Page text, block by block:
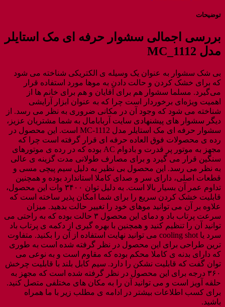
توضیحات
بررسی اجمالی سشوار حرفه ای مک استایلر
مدل MC_1112
بی شک سشوار به‌ عنوان یک وسیله ی الکتریکی شناخته می شود
که برای خشک کردن و حالت دادن به موها مورد استفاده قرار
می‌گیرد. مسلما سشوار هم‌ برای آقایان و هم برای خانم ها از
اهمیت ویژه‌ای برخوردار است چرا که به عنوان ابزار آرایشی
شناخته می شود که وجود آن در مکانی ضروری به نظر می رسد. از
دیگر سشوار های پیشنهادی سایت آربابامال به شما مشتریان عزیز،
سشوار حرفه ای مک استایلر مدل MC-1112 است. این محصول در
رده ی محصولات فوق العاده حرفه ای قرار گرفته است چرا که
مجهز به موتور پر قدرت و بادوام AC بوده که در رده ی موتورهای
سنگین قرار می گیرد و برای مصارف طولانی مدت گزینه ی عالی
به نظر می رسد. این محصول بی نظیر به دلیل سیم پیچی مسی و
قطعات اصلی، دارای سر و صدای کاملا استاندارد بوده و همچنین
تداوم عمر آن بسیار بالا است. به دلیل توان ۳۴۰۰ وات این محصول،
قابلیت خشک کردن سریع را برای شما امکان پذیر ساخته است که
علاوه بر آن می توانید موهای خود را تغییر حالت بدهید. میزان
سرعت پرتاب باد و دمای این محصول ۳ حالت بوده که به راحتی می
توانید آن را تنظیم کنید و همچنین با بهره گیری از دکمه ی پرتاب باد
سرد یا cooling shot می توانید نهایت استفاده از آن را بکنید. متفاوت
ترین طراحی برای این محصول در نظر گرفته شده است به طوری
که دارای بدنه ی کاملا محکم بوده که مقاوم است و به نوعی می
توان گفت که قابلیت نشکن را دارد. سیم کابل بلند با قابلیت چرخش
۳۶۰ درجه برای این محصول در نظر گرفته شده است که مجهز به
حلقه آویز است و می توانید آن را به مکان های مختلفی متصل کنید.
برای کسب اطلاعات بیشتر در ادامه ی مطلب زیر با ما همراه
باشید.